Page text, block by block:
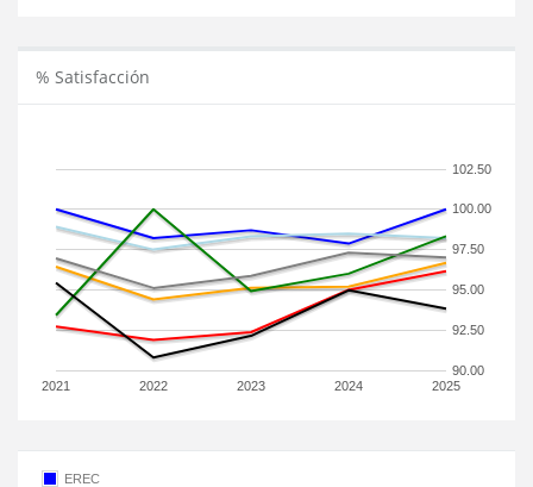
% Satisfacción
2021 2022 2023 2024 2025
90.00
92.50
95.00
97.50
100.00
102.50
EREC